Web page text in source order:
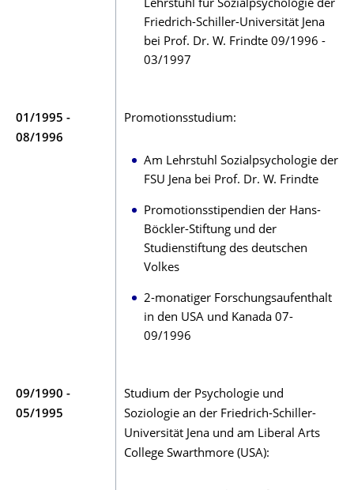
Lehrstuhl für Sozialpsychologie der
Friedrich-Schiller-Universität Jena
bei Prof. Dr. W. Frindte 09/1996 -
03/1997
01/1995 -
08/1996
Promotionsstudium:
Am Lehrstuhl Sozialpsychologie der
FSU Jena bei Prof. Dr. W. Frindte
Promotionsstipendien der Hans-
Böckler-Stiftung und der
Studienstiftung des deutschen
Volkes
2-monatiger Forschungsaufenthalt
in den USA und Kanada 07-
09/1996
09/1990 -
05/1995
Studium der Psychologie und
Soziologie an der Friedrich-Schiller-
Universität Jena und am Liberal Arts
College Swarthmore (USA):